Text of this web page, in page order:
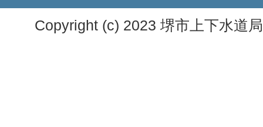
Copyright (c) 2023 堺市上下水道